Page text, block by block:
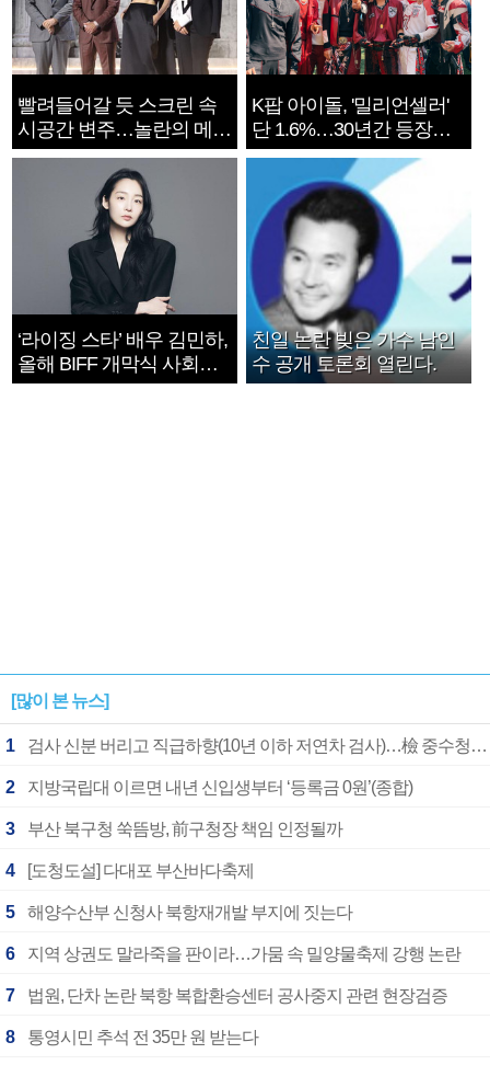
빨려들어갈 듯 스크린 속
시공간 변주…놀란의 메시
지는 ‘전쟁 속죄’
K팝 아이돌, '밀리언셀러'
단 1.6%…30년간 등장
1182개팀 전수조사
‘라이징 스타’ 배우 김민하,
올해 BIFF 개막식 사회자
확정
친일 논란 빚은 가수 남인
수 공개 토론회 열린다.
[많이 본 뉴스]
1 검사 신분 버리고 직급하향(10년 이하 저연차 검사)…檢 중수청행 기피
2 지방국립대 이르면 내년 신입생부터 ‘등록금 0원’(종합)
3 부산 북구청 쑥뜸방, 前구청장 책임 인정될까
4 [도청도설] 다대포 부산바다축제
5 해양수산부 신청사 북항재개발 부지에 짓는다
6 지역 상권도 말라죽을 판이라…가뭄 속 밀양물축제 강행 논란
7 법원, 단차 논란 북항 복합환승센터 공사중지 관련 현장검증
8 통영시민 추석 전 35만 원 받는다